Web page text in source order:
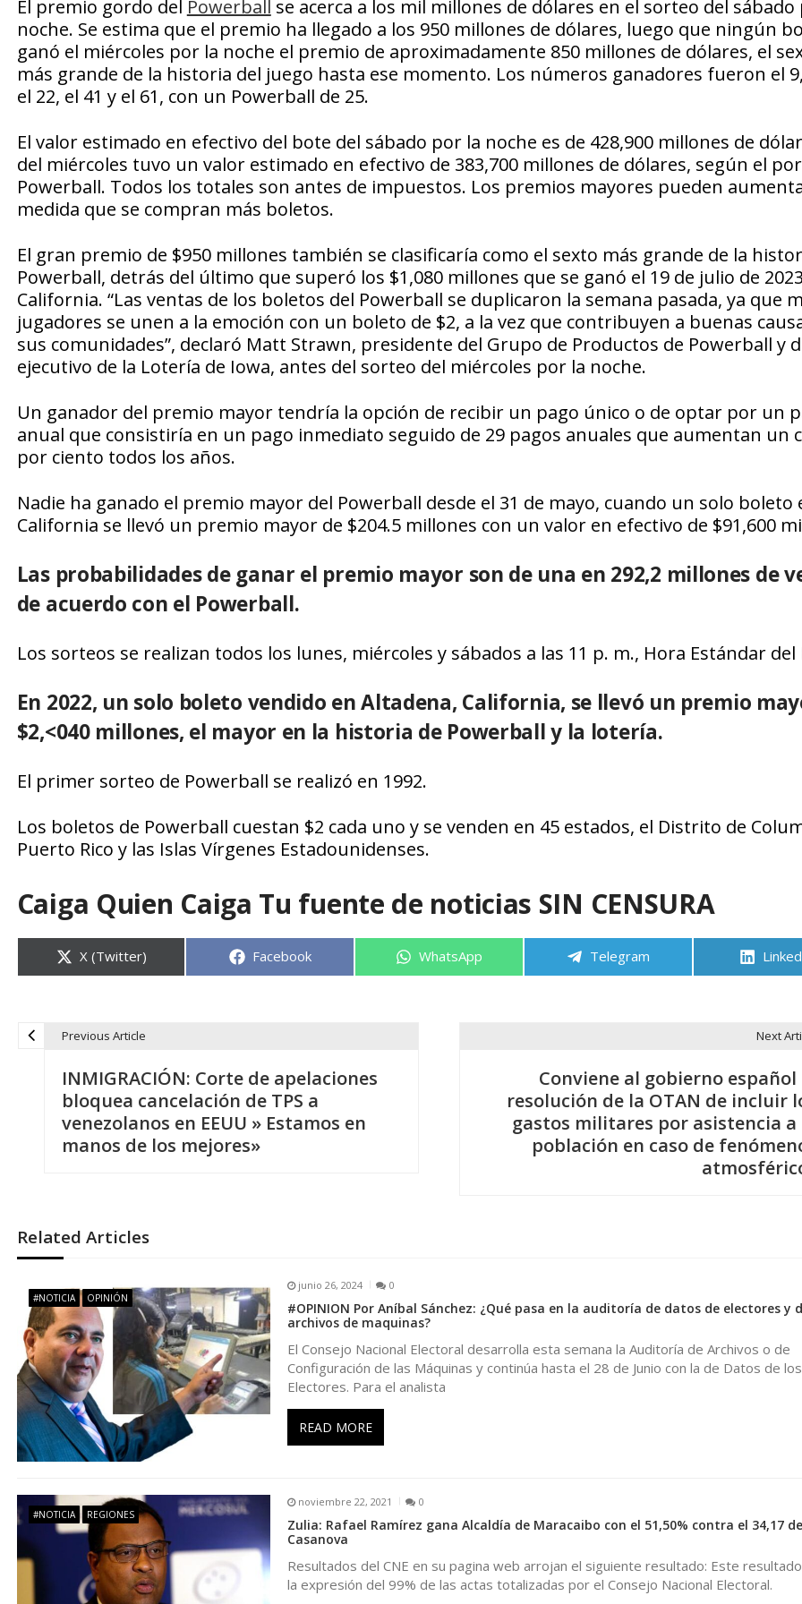
El premio gordo del Powerball se acerca a los mil millones de dólares en el sorteo del sábado
noche. Se estima que el premio ha llegado a los 950 millones de dólares, luego que ningún
ganó el miércoles por la noche el premio de aproximadamente 850 millones de dólares, el
más grande de la historia del juego hasta ese momento. Los números ganadores fueron el
el 22, el 41 y el 61, con un Powerball de 25.
El valor estimado en efectivo del bote del sábado por la noche es de 428,900 millones de
del miércoles tuvo un valor estimado en efectivo de 383,700 millones de dólares, según el
Powerball. Todos los totales son antes de impuestos. Los premios mayores pueden
medida que se compran más boletos.
El gran premio de $950 millones también se clasificaría como el sexto más grande de la
Powerball, detrás del último que superó los $1,080 millones que se ganó el 19 de julio de
California. “Las ventas de los boletos del Powerball se duplicaron la semana pasada, ya que
jugadores se unen a la emoción con un boleto de $2, a la vez que contribuyen a buenas
sus comunidades”, declaró Matt Strawn, presidente del Grupo de Productos de Powerball y
ejecutivo de la Lotería de Iowa, antes del sorteo del miércoles por la noche.
Un ganador del premio mayor tendría la opción de recibir un pago único o de optar por un
anual que consistiría en un pago inmediato seguido de 29 pagos anuales que aumentan un
por ciento todos los años.
Nadie ha ganado el premio mayor del Powerball desde el 31 de mayo, cuando un solo boleto
California se llevó un premio mayor de $204.5 millones con un valor en efectivo de $91,600
Las probabilidades de ganar el premio mayor son de una en 292,2 millones de
de acuerdo con el Powerball.
Los sorteos se realizan todos los lunes, miércoles y sábados a las 11 p. m., Hora Estándar del
En 2022, un solo boleto vendido en Altadena, California, se llevó un premio
$2,<040 millones, el mayor en la historia de Powerball y la lotería.
El primer sorteo de Powerball se realizó en 1992.
Los boletos de Powerball cuestan $2 cada uno y se venden en 45 estados, el Distrito de
Puerto Rico y las Islas Vírgenes Estadounidenses.
Caiga Quien Caiga Tu fuente de noticias SIN CENSURA
Compartir
en
X (Twitter) Compartir
Facebook Compartir
WhatsApp Compartir
Telegram
g
a
c
i
ó
n
d
e
e
Previous Article
INMIGRACIÓN: Corte de apelaciones
bloquea cancelación de TPS a
venezolanos en EEUU » Estamos en
manos de los mejores»
Next
Conviene al gobierno español
resolución de la OTAN de incluir
gastos militares por asistencia a
población en caso de
Related Articles
#NOTICIA OPINIÓN
junio 26, 2024 0
#OPINION Por Aníbal Sánchez: ¿Qué pasa en la auditoría de datos de electores y
archivos de maquinas?
El Consejo Nacional Electoral desarrolla esta semana la Auditoría de Archivos o de
Configuración de las Máquinas y continúa hasta el 28 de Junio con la de Datos de los
Electores. Para el analista
READ MORE
#NOTICIA REGIONES
noviembre 22, 2021 0
Zulia: Rafael Ramírez gana Alcaldía de Maracaibo con el 51,50% contra el 34,17
Casanova
Resultados del CNE en su pagina web arrojan el siguiente resultado: Este
la expresión del 99% de las actas totalizadas por el Consejo Nacional Electoral.